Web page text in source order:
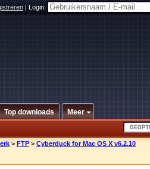
|Login:
Top downloads Meer
> FTP > Cyberduck for Mac OS X v6.2.10